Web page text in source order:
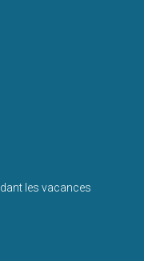
les vacances